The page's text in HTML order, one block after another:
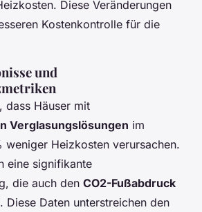
Diese Veränderungen
Kostenkontrolle für die
und
dass Häuser mit
Verglasungslösungen im
weniger Heizkosten verursachen.
eine signifikante
die auch den CO2-Fußabdruck
Diese Daten unterstreichen den